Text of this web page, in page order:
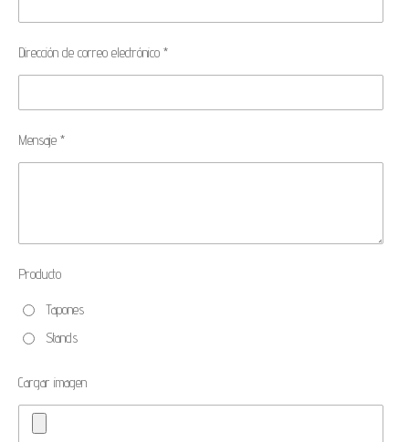
Dirección de correo electrónico *
Mensaje *
Producto
Tapones
Stands
Cargar imagen